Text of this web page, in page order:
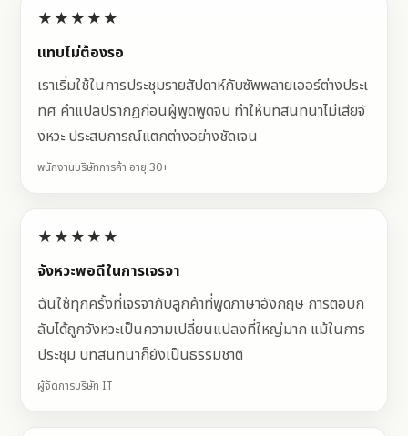
★★★★★
แทบไม่ต้องรอ
เราเริ่มใช้ในการประชุมรายสัปดาห์กับซัพพลายเออร์ต่างประเ
ทศ คำแปลปรากฏก่อนผู้พูดพูดจบ ทำให้บทสนทนาไม่เสียจั
งหวะ ประสบการณ์แตกต่างอย่างชัดเจน
พนักงานบริษัทการค้า อายุ 30+
★★★★★
จังหวะพอดีในการเจรจา
ฉันใช้ทุกครั้งที่เจรจากับลูกค้าที่พูดภาษาอังกฤษ การตอบก
ลับได้ถูกจังหวะเป็นความเปลี่ยนแปลงที่ใหญ่มาก แม้ในการ
ประชุม บทสนทนาก็ยังเป็นธรรมชาติ
ผู้จัดการบริษัท IT